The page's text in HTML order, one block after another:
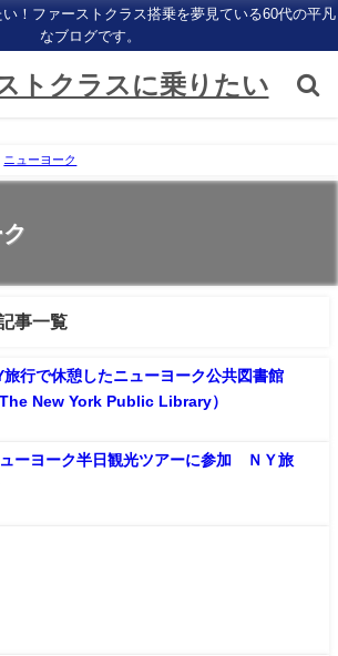
！ファーストクラス搭乗を夢見ている60代の平凡
なブログです。
トクラスに乗りたい
ニューヨーク
事一覧
旅行で休憩したニューヨーク公共図書館
The New York Public Library）
ーヨーク半日観光ツアーに参加 ＮＹ旅